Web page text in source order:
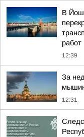
В
работ
12:39
За
12:31